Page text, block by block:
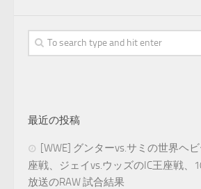
最近の投稿
[WWE] グンターvs.サミの世界ヘ
座戦、ジェイvs.ウッズのIC王座戦、
放送のRAW 試合結果